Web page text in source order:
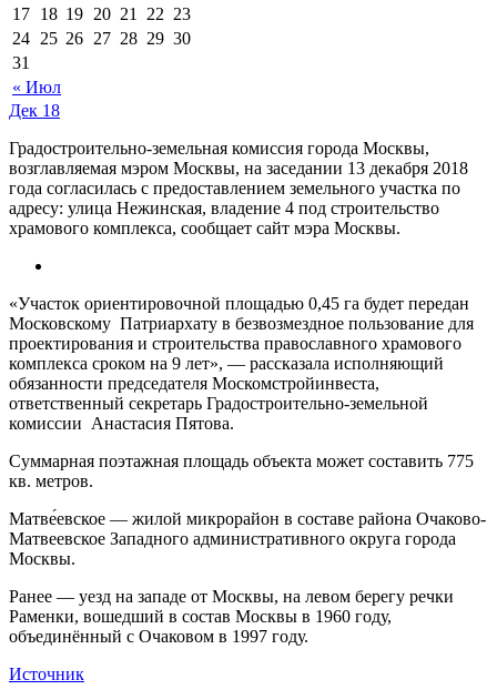
« Июл
17 18 19 20 21 22 23
24 25 26 27 28 29 30
31
Дек 18
Градостроительно-земельная комиссия города Москвы,
возглавляемая мэром Москвы, на заседании 13 декабря 2018
года согласилась с предоставлением земельного участка по
адресу: улица Нежинская, владение 4 под строительство
храмового комплекса, сообщает сайт мэра Москвы.
«Участок ориентировочной площадью 0,45 га будет передан
Московскому Патриархату в безвозмездное пользование для
проектирования и строительства православного храмового
комплекса сроком на 9 лет», — рассказала исполняющий
обязанности председателя Москомстройинвеста,
ответственный секретарь Градостроительно-земельной
комиссии Анастасия Пятова.
Суммарная поэтажная площадь объекта может составить 775
кв. метров.
Матве́евское — жилой микрорайон в составе района Очаково-
Матвеевское Западного административного округа города
Москвы.
Ранее — уезд на западе от Москвы, на левом берегу речки
Раменки, вошедший в состав Москвы в 1960 году,
объединённый с Очаковом в 1997 году.
Источник